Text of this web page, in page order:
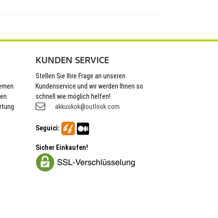
KUNDEN SERVICE
Stellen Sie Ihre Frage an unseren
Kundenservice und wir werden Ihnen so
schnell wie möglich helfen!
akkuokok@outlook.com
Seguici:
Sicher Einkaufen!